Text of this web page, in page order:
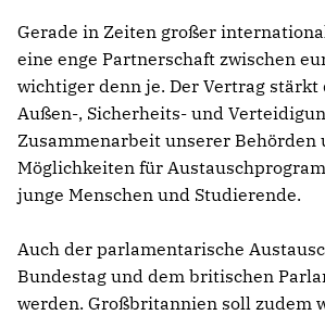
Gerade in Zeiten großer
eine enge Partnerschaft zwischen
wichtiger denn je. Der Vertrag
Außen-, Sicherheits- und
Zusammenarbeit unserer Behörden
Möglichkeiten für
junge Menschen und Studierende.
Auch der parlamentarische
Bundestag und dem britischen
werden. Großbritannien soll zudem